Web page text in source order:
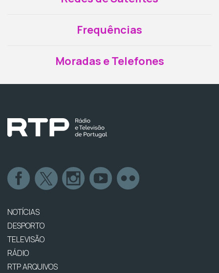
Frequências
Moradas e Telefones
NOTÍCIAS
DESPORTO
TELEVISÃO
RÁDIO
RTP ARQUIVOS